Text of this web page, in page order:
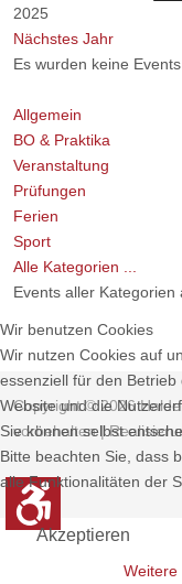
2025
Nächstes Jahr
Es wurden keine
Allgemein
BO & Praktika
Veranstaltung
Prüfungen
Ferien
Sport
Alle Kategorien ...
Events aller Kategorien
Copyright © 2026
vorbehalten |
Wir benutzen Cookies
Wir nutzen Cookies auf
essenziell für den
Website und die
Sie können selbst
Bitte beachten Sie, dass
alle Funktionalitäten der
Akzeptieren
Weitere